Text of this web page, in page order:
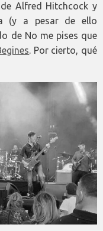
Alfred Hitchcock y
(y a pesar de ello
de No me pises que
. Por cierto, qué